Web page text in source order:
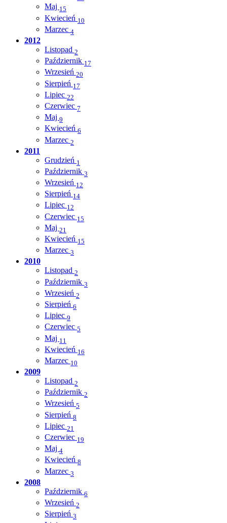
Maj 15
Kwiecień 10
Marzec 4
2012
Listopad 2
Październik 17
Wrzesień 20
Sierpień 17
Lipiec 22
Czerwiec 7
Maj 9
Kwiecień 6
Marzec 2
2011
Grudzień 1
Październik 3
Wrzesień 12
Sierpień 14
Lipiec 12
Czerwiec 15
Maj 21
Kwiecień 15
Marzec 3
2010
Listopad 2
Październik 3
Wrzesień 2
Sierpień 6
Lipiec 9
Czerwiec 5
Maj 11
Kwiecień 16
Marzec 10
2009
Listopad 2
Październik 2
Wrzesień 5
Sierpień 8
Lipiec 21
Czerwiec 19
Maj 4
Kwiecień 8
Marzec 3
2008
Październik 6
Wrzesień 2
Sierpień 3